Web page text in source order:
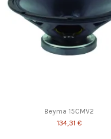
Beyma 15CMV2
134,31 €